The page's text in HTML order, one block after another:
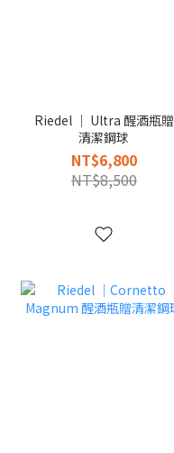
Riedel │ Ultra 醒酒瓶贈
清潔鋼球
NT$6,800
NT$8,500